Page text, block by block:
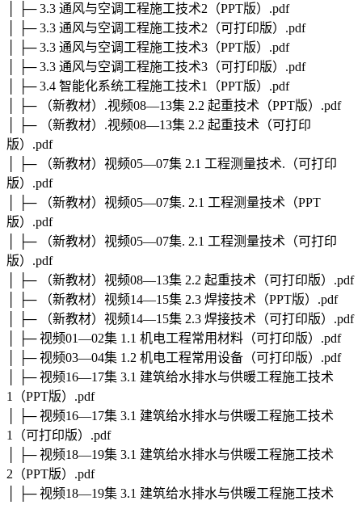
│ ├─ 3.3 通风与空调工程施工技术2（PPT版）.pdf
│ ├─ 3.3 通风与空调工程施工技术2（可打印版）.pdf
│ ├─ 3.3 通风与空调工程施工技术3（PPT版）.pdf
│ ├─ 3.3 通风与空调工程施工技术3（可打印版）.pdf
│ ├─ 3.4 智能化系统工程施工技术1（PPT版）.pdf
│ ├─ （新教材）.视频08—13集 2.2 起重技术（PPT版）.pdf
│ ├─ （新教材）.视频08—13集 2.2 起重技术（可打印
版）.pdf
│ ├─ （新教材）视频05—07集 2.1 工程测量技术.（可打印
版）.pdf
│ ├─ （新教材）视频05—07集. 2.1 工程测量技术（PPT
版）.pdf
│ ├─ （新教材）视频05—07集. 2.1 工程测量技术（可打印
版）.pdf
│ ├─ （新教材）视频08—13集 2.2 起重技术（可打印版）.pdf
│ ├─ （新教材）视频14—15集 2.3 焊接技术（PPT版）.pdf
│ ├─ （新教材）视频14—15集 2.3 焊接技术（可打印版）.pdf
│ ├─ 视频01—02集 1.1 机电工程常用材料（可打印版）.pdf
│ ├─ 视频03—04集 1.2 机电工程常用设备（可打印版）.pdf
│ ├─ 视频16—17集 3.1 建筑给水排水与供暖工程施工技术
1（PPT版）.pdf
│ ├─ 视频16—17集 3.1 建筑给水排水与供暖工程施工技术
1（可打印版）.pdf
│ ├─ 视频18—19集 3.1 建筑给水排水与供暖工程施工技术
2（PPT版）.pdf
│ ├─ 视频18—19集 3.1 建筑给水排水与供暖工程施工技术